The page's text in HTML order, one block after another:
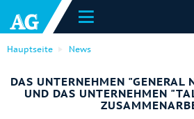
Hauptseite News
DAS UNTERNEHMEN "GENERAL
UND DAS UNTERNEHMEN